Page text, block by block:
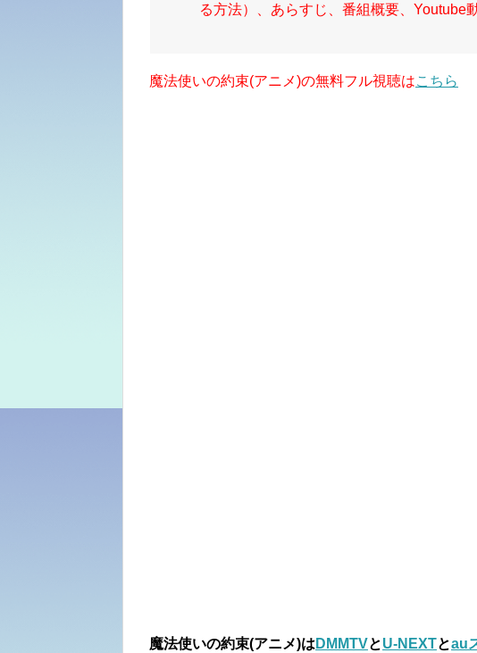
る方法）、あらすじ、番組概要、Youtube
魔法使いの約束(アニメ)の無料フル視聴はこちら
魔法使いの約束(アニメ)は DMMTVとU-NEXTとau